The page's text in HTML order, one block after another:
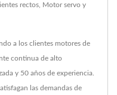
rectos, Motor servo y
a los clientes motores de
continua de alto
y 50 años de experiencia.
las demandas de